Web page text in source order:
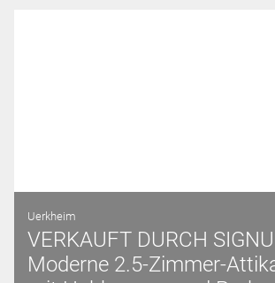
Uerkheim
VERKAUFT DURCH
Moderne 2.5-Zimmer-